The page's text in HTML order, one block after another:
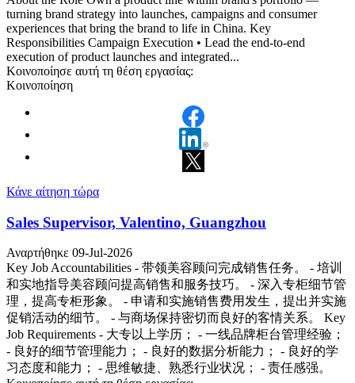
turning brand strategy into launches, campaigns and consumer
experiences that bring the brand to life in China. Key
Responsibilities Campaign Execution • Lead the end-to-end
execution of product launches and integrated...
Κοινοποίησε αυτή τη θέση εργασίας:
Κοινοποίηση
Κάνε αίτηση τώρα
Sales Supervisor, Valentino, Guangzhou
Αναρτήθηκε 09-Jul-2026
Key Job Accountabilities - 带领美容顾问完成销售任务。 - 培训
和实地指导美容顾问提高销售和服务技巧。 - 深入专柜细节管
理，提高专柜形象。 - 申请和实施销售费用发生，提出并实施
促销活动的细节。 - 与商场保持密切而良好的客情关系。 Key
Job Requirements - 大专以上学历； - 一线品牌柜台管理经验；
- 良好的细节管理能力； - 良好的数据分析能力； - 良好的学
习态度和能力； - 思维敏捷、熟悉行业状况； - 责任感强。